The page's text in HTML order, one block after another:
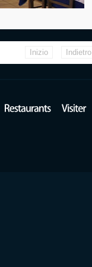
Inizio Indietro